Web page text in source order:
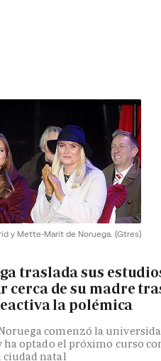
y Mette-Marit de Noruega. (Gtres)
traslada sus
cerca de su madre
la polémica
comenzó la
ha optado el próximo curso
natal